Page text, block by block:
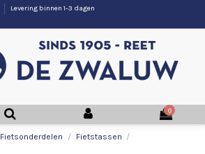
Levering binnen 1-3 dagen
0
Fietsonderdelen
Fietstassen